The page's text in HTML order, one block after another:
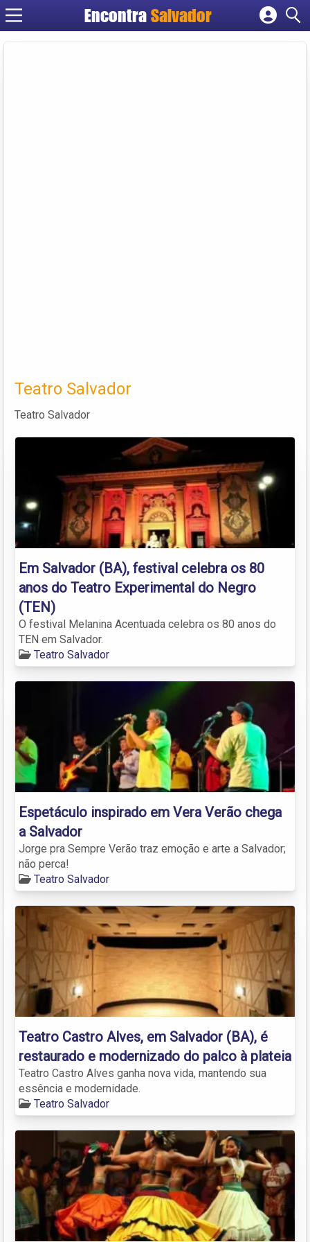
EncontraSalvador
Cadastrar empresa
Teatro Salvador
Teatro Salvador
Em Salvador (BA), festival celebra os 80
anos do Teatro Experimental do Negro
(TEN)
O festival Melanina Acentuada celebra os 80 anos do
TEN em Salvador.
Teatro Salvador
Espetáculo inspirado em Vera Verão chega
a Salvador
Jorge pra Sempre Verão traz emoção e arte a Salvador;
não perca!
Teatro Salvador
Teatro Castro Alves, em Salvador (BA), é
restaurado e modernizado do palco à plateia
Teatro Castro Alves ganha nova vida, mantendo sua
essência e modernidade.
Teatro Salvador